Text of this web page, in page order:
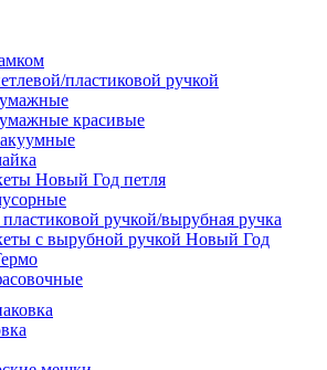
пластиковой ручкой
красивые
Новый Год петля
ручкой/вырубная ручка
с вырубной ручкой Новый Год